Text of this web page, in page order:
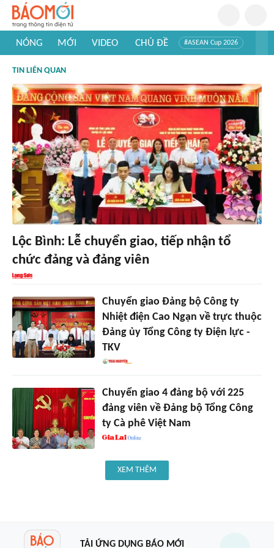
NÓNG MỚI VIDEO CHỦ ĐỀ #ASEAN Cup 2026
#Khám phá thế giới
TIN LIÊN QUAN
Lộc Bình: Lễ chuyển giao, tiếp nhận tổ
chức đảng và đảng viên
Chuyển giao Đảng bộ Công ty
Nhiệt điện Cao Ngạn về trực thuộc
Đảng ủy Tổng Công ty Điện lực -
TKV
Chuyển giao 4 đảng bộ với 225
đảng viên về Đảng bộ Tổng Công
ty Cà phê Việt Nam
XEM THÊM
TẢI ỨNG DỤNG BÁO MỚI